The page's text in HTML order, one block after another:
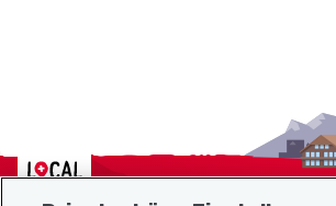
Localcities